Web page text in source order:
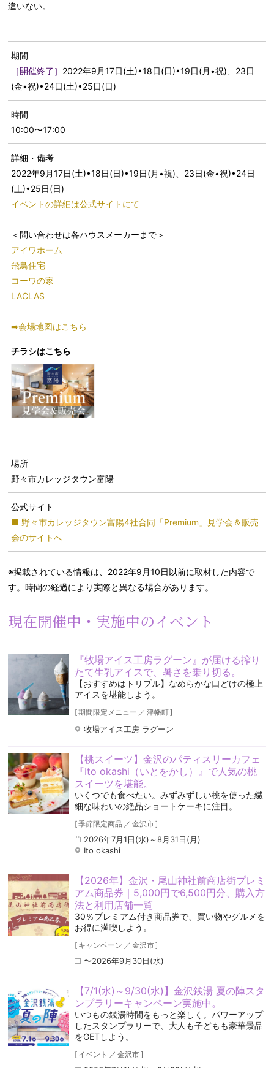
違いない。
期間
［開催終了］ 2022年9月17日(土)•18日(日)•19日(月•祝)、23日
(金•祝)•24日(土)•25日(日)
時間
10:00〜17:00
詳細・備考
2022年9月17日(土)•18日(日)•19日(月•祝)、23日(金•祝)•24日
(土)•25日(日)
イベントの詳細は公式サイトにて
＜問い合わせは各ハウスメーカーまで＞
アイワホーム
飛鳥住宅
コーワの家
LACLAS
➡会場地図はこちら
チラシはこちら
場所
野々市カレッジタウン富陽
公式サイト
■ 野々市カレッジタウン富陽4社合同「Premium」見学会＆販売
会のサイトへ
※掲載されている情報は、2022年9月10日以前に取材した内容で
す。時間の経過により実際と異なる場合があります。
現在開催中・実施中のイベント
『牧場アイス工房ラグーン』が届ける搾り
たて生乳アイスで、暑さを乗り切る。
【おすすめはトリプル】なめらかな口どけの極上
アイスを堪能しよう。
[期間限定メニュー ／ 津幡町]
牧場アイス工房 ラグーン
【桃スイーツ】金沢のパティスリーカフェ
『Ito okashi（いとをかし）』で人気の桃
スイーツを堪能。
いくつでも食べたい。みずみずしい桃を使った繊
細な味わいの絶品ショートケーキに注目。
[季節限定商品 ／ 金沢市]
2026年7月1日(水)～8月31日(月)
Ito okashi
【2026年】金沢・尾山神社前商店街プレミ
アム商品券｜5,000円で6,500円分、購入方
法と利用店舗一覧
30％プレミアム付き商品券で、買い物やグルメを
お得に満喫しよう。
[ キャンペーン ／ 金沢市]
〜2026年9月30日(水)
【7/1(水)～9/30(水)】金沢銭湯 夏の陣スタ
ンプラリーキャンペーン実施中。
いつもの銭湯時間をもっと楽しく。パワーアップ
したスタンプラリーで、大人も子どもも豪華景品
をGETしよう。
[ イベント ／ 金沢市]